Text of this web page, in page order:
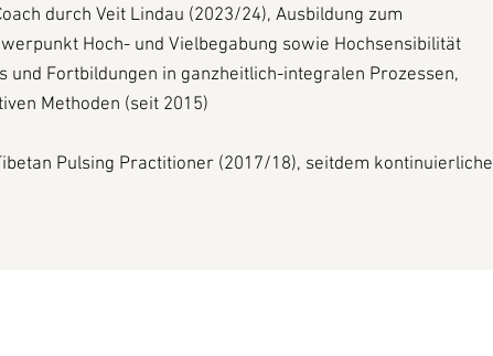
durch Veit Lindau (2023/24), Ausbildung zum
Hoch- und Vielbegabung sowie Hochsensibilität
und Fortbildungen in ganzheitlich-integralen Prozessen,
Methoden (seit 2015)
Pulsing Practitioner (2017/18), seitdem kontinuierliche